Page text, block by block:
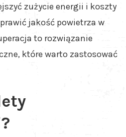
zużycie energii i koszty
jakość powietrza w
to rozwiązanie
które warto zastosować